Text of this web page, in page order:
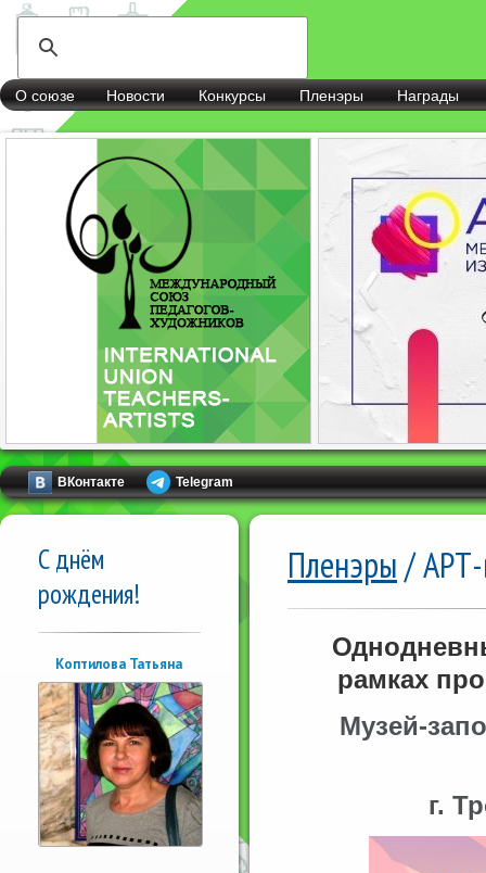
О союзе Новости Конкурсы Пленэры Награды
ВКонтакте Telegram
С днём
рождения!
Коптилова Татьяна
Пленэры/
рамках
Музей-
г.